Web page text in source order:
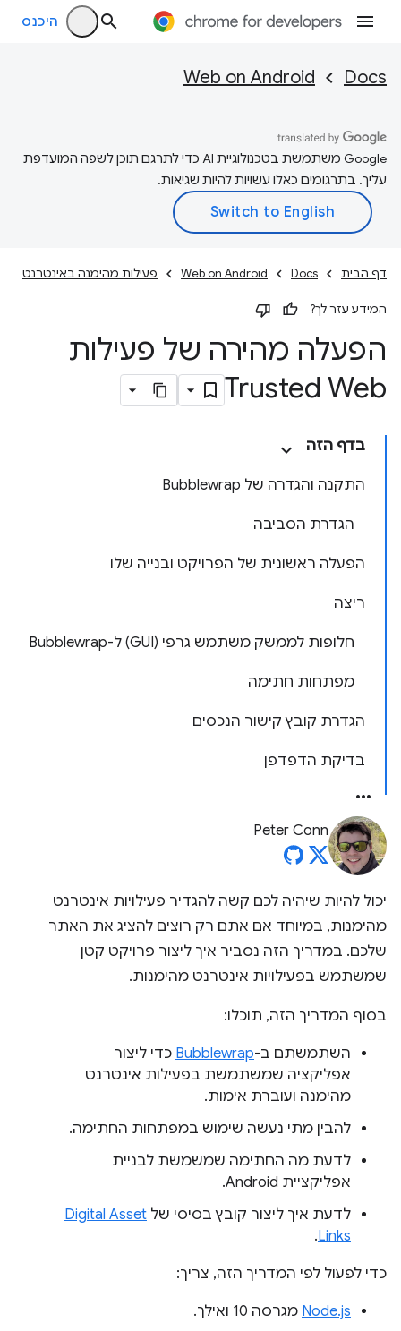
היכנס
Docs
Web on Android
‫Google משתמשת בטכנולוגיית AI כדי לתרגם תוכן לשפה המועדפת
עליך. בתרגומים כאלו עשויות להיות שגיאות.
דף הבית Docs
Web on Android פעילות מהימנה באינטרנט
המידע עזר לך?
הפעלה מהירה של פעילות
Trusted Web
בדף הזה
התקנה והגדרה של Bubblewrap
הגדרת הסביבה
הפעלה ראשונית של הפרויקט ובנייה שלו
ריצה
חלופות לממשק משתמש גרפי (GUI) ל-Bubblewrap
מפתחות חתימה
הגדרת קובץ קישור הנכסים
בדיקת הדפדפן
Peter Conn
יכול להיות שיהיה לכם קשה להגדיר פעילויות אינטרנט
מהימנות, במיוחד אם אתם רק רוצים להציג את האתר
שלכם. במדריך הזה נסביר איך ליצור פרויקט קטן
שמשתמש בפעילויות אינטרנט מהימנות.
בסוף המדריך הזה, תוכלו:
השתמשתם ב-Bubblewrap כדי ליצור
אפליקציה שמשתמשת בפעילות אינטרנט
מהימנה ועוברת אימות.
להבין מתי נעשה שימוש במפתחות החתימה.
לדעת מה החתימה שמשמשת לבניית
אפליקציית Android.
לדעת איך ליצור קובץ בסיסי של Digital Asset
Links
.
כדי לפעול לפי המדריך הזה, צריך:
Node.js מגרסה 10 ואילך.